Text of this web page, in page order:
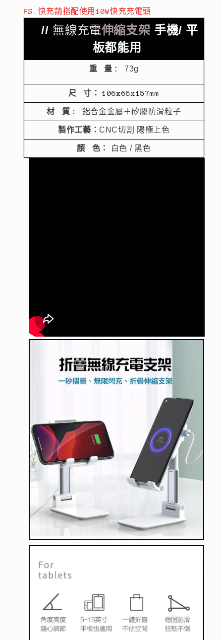
PS.快充請搭配使用10W快充充電頭
// 無線充電伸縮支架 手機/ 平
板都能用
重   量 : 73g
尺   寸： 106x66x157mm
材   質 : 鋁合金金屬＋矽膠防滑粒子
製作工藝：CNC切割 陽極上色
顏   色： 白色 / 黑色